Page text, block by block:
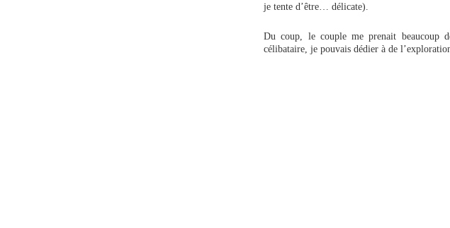
je tente d’être… délicate).
Du coup, le couple me prenait beaucoup
célibataire, je pouvais dédier à de